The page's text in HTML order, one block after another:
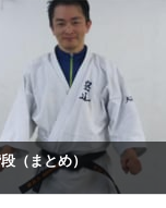
（まとめ）